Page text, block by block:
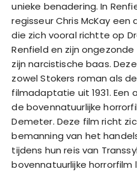
unieke benadering. In
regisseur Chris McKay
die zich vooral richtte op
Renfield en zijn
zijn narcistische baas.
zowel Stokers roman als
filmadaptatie uit 1931. Een
de bovennatuurlijke
Demeter. Deze film richt
bemanning van het
tijdens hun reis van
bovennatuurlijke horrorfilm